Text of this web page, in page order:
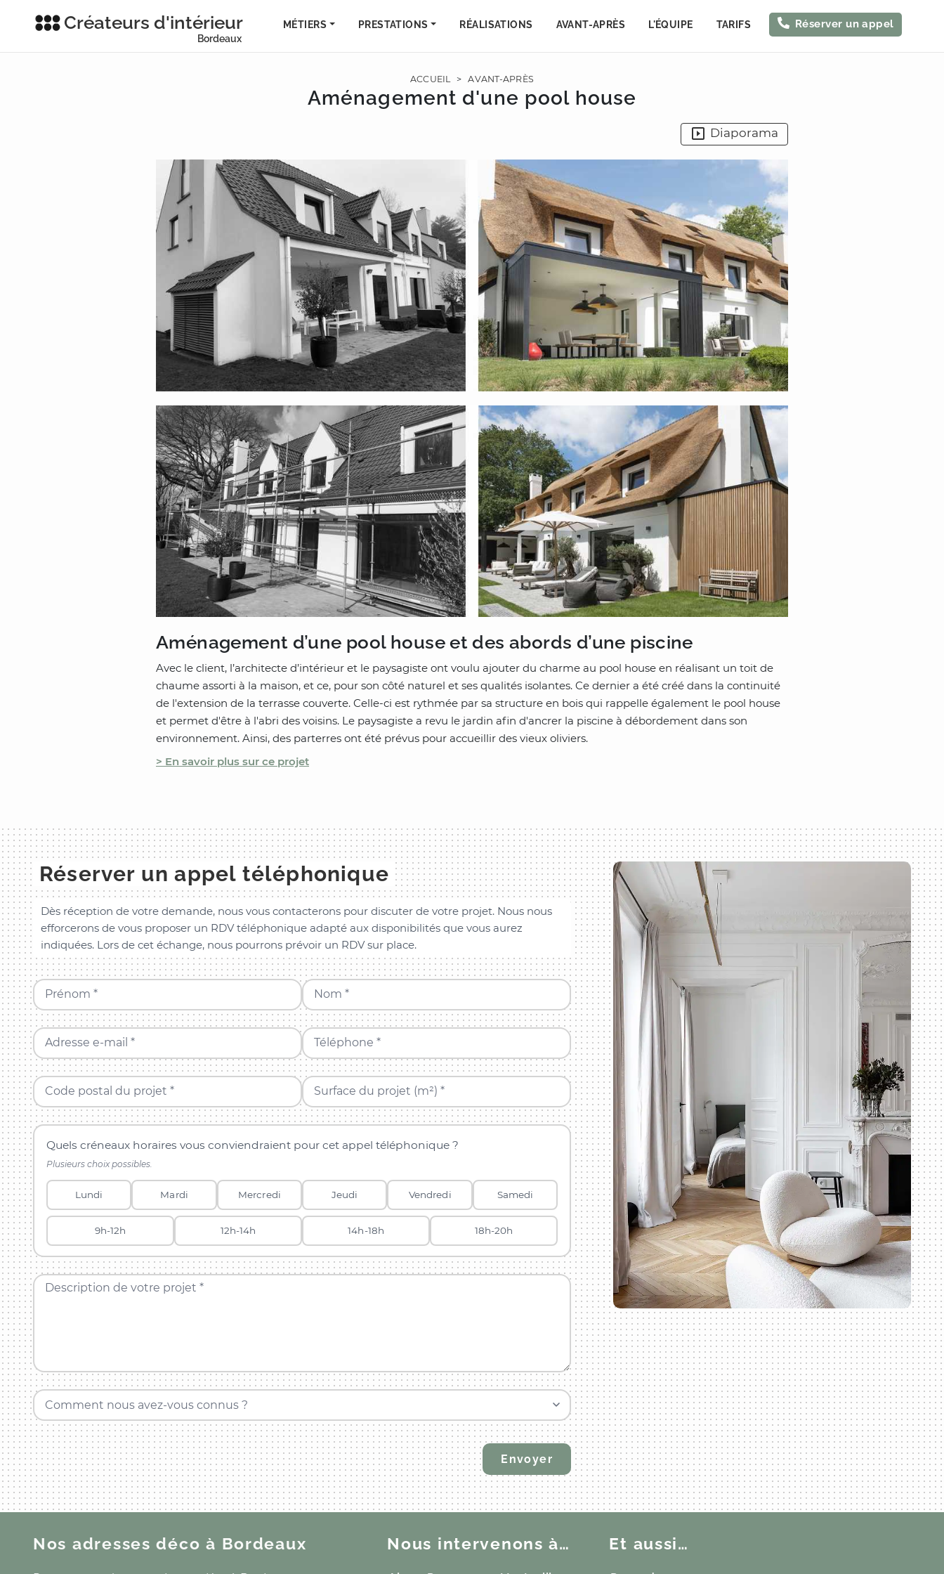
Créateurs d'intérieur
Bordeaux
MÉTIERS PRESTATIONS RÉALISATIONS AVANT-APRÈS L'ÉQUIPE TARIFS Réserver un appel
ACCUEIL > AVANT-APRÈS
Aménagement d'une pool house
Diaporama
Aménagement d’une pool house et des abords d’une piscine
Avec le client, l’architecte d’intérieur et le paysagiste ont voulu ajouter du charme au pool house en réalisant un toit de
chaume assorti à la maison, et ce, pour son côté naturel et ses qualités isolantes. Ce dernier a été créé dans la continuité
de l'extension de la terrasse couverte. Celle-ci est rythmée par sa structure en bois qui rappelle également le pool house
et permet d'être à l'abri des voisins. Le paysagiste a revu le jardin afin d'ancrer la piscine à débordement dans son
environnement. Ainsi, des parterres ont été prévus pour accueillir des vieux oliviers.
> En savoir plus sur ce projet
Réserver un appel téléphonique
Dès réception de votre demande, nous vous contacterons pour discuter de votre projet. Nous nous
efforcerons de vous proposer un RDV téléphonique adapté aux disponibilités que vous aurez
indiquées. Lors de cet échange, nous pourrons prévoir un RDV sur place.
Prénom * Nom *
Adresse e-mail * Téléphone *
Code postal du projet * Surface du projet (m²) *
Quels créneaux horaires vous conviendraient pour cet appel téléphonique ?
Plusieurs choix possibles.
Lundi Mardi Mercredi Jeudi Vendredi Samedi
9h-12h 12h-14h 14h-18h 18h-20h
Description de votre projet *
Comment nous avez-vous connus ?
Nos adresses décoà Bordeaux Nous intervenons à… Et aussi…